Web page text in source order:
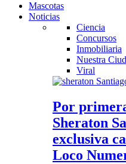
Mascotas
Noticias
Ciencia
Concursos
Inmobiliaria
Nuestra
Viral
Por
Sheraton
exclusiva
Loco